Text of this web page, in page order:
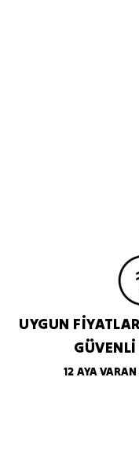
UYGUN
12 AYA